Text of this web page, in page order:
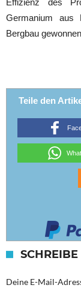
Germanium aus
Bergbau
Teile den
Deine E-Mail-